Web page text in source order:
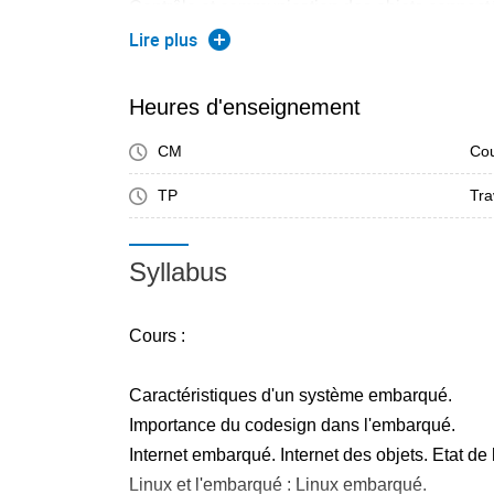
Modulation LoRa et architecture LoRaWAN.
Pi :
TP1. Distribution standard Raspbian et
connecté contrôlable localement et à distance
TP2. Mise en oeuvre de MQTT.
LoRaWAN communautaire TTN et contrôlable
Lire plus
Heures d'enseignement
CM
TP
Syllabus
Cours :
Caractéristiques d'un système embarqué.
Importance du codesign dans l'embarqué.
Internet embarqué. Internet des objets. Etat de
Linux et l'embarqué : Linux embarqué.